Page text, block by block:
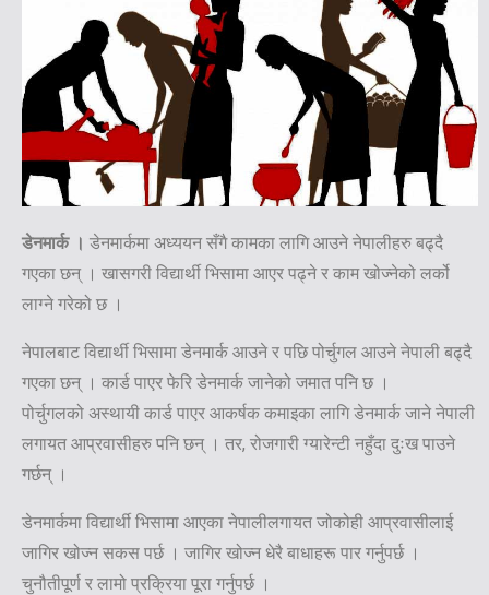
डेनमार्क । डेनमार्कमा अध्ययन सँगै कामका लागि आउने नेपालीहरु बढ्दै
गएका छन् । खासगरी विद्यार्थी भिसामा आएर पढ्ने र काम खोज्नेको लर्को
लाग्ने गरेको छ ।
नेपालबाट विद्यार्थी भिसामा डेनमार्क आउने र पछि पोर्चुगल आउने नेपाली बढ्दै
गएका छन् । कार्ड पाएर फेरि डेनमार्क जानेको जमात पनि छ ।
पोर्चुगलको अस्थायी कार्ड पाएर आकर्षक कमाइका लागि डेनमार्क जाने नेपाली
लगायत आप्रवासीहरु पनि छन् । तर, रोजगारी ग्यारेन्टी नहुँदा दुःख पाउने
गर्छन् ।
डेनमार्कमा विद्यार्थी भिसामा आएका नेपालीलगायत जोकोही आप्रवासीलाई
जागिर खोज्न सकस पर्छ । जागिर खोज्न धेरै बाधाहरू पार गर्नुपर्छ ।
चुनौतीपूर्ण र लामो प्रक्रिया पूरा गर्नुपर्छ ।